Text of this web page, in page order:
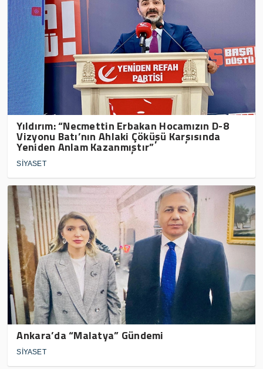
Yıldırım: “Necmettin Erbakan Hocamızın D-8
Vizyonu Batı’nın Ahlaki Çöküşü Karşısında
Yeniden Anlam Kazanmıştır”
SİYASET
Ankara’da “Malatya” Gündemi
SİYASET